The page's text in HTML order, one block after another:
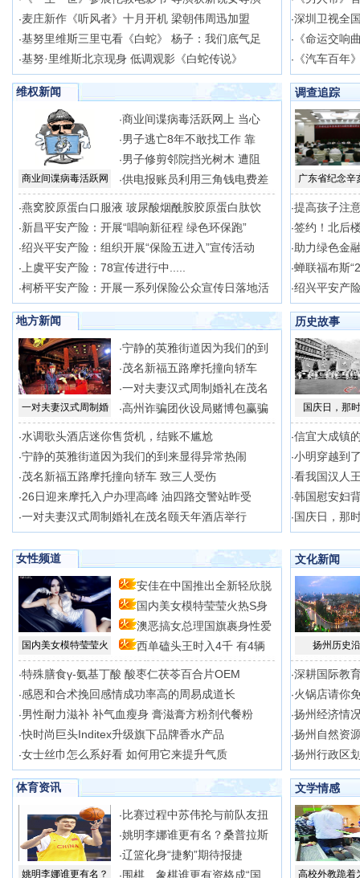
·麦庄新作《听风者》十月开机 梁朝伟周迅加盟
·基努里维斯三里屯看《白蛇》 杨子：我们底气足
·基努·里维斯北京现身 低调观影《白蛇传说》
·深圳卫视全
· 《命运交响
· 《汽车百年
维权新闻
商业间谍病毒活跃网
·商业间谍病毒活跃网上 当心
·男子逃亡8年不敢找工作 靠
·男子修剪邻院挡光树木 遭阻
·供电报账员利用三角钱电费差
·燕窝胶原蛋白口服液 玻尿酸烟酰胺胶原蛋白肽饮
·新昌平安产险：开展“唱响新征程 绿色环保跑”
·绍兴平安产险：组织开展“保险五进入”宣传活动
· 上虞平安产险：78宣传进行中.....
·柯桥平安产险：开展一系列保险公众宣传日落地活
调查追踪
广东省纪念辛
·提高孩子注
·签约！北后
·助力绿色金
·蝉联福布斯
·绍兴平安产
地方新闻
一对夫妻汉式周制婚
·宁静的英雅街道因为我们的到
·茂名新福五路摩托撞向轿车
·一对夫妻汉式周制婚礼在茂名
·高州诈骗团伙设局赌博包赢骗
·水调歌头酒店迷你售货机，结账不尴尬
·宁静的英雅街道因为我们的到来显得异常热闹
·茂名新福五路摩托撞向轿车 致三人受伤
·26日迎来摩托入户办理高峰 油四路交警站昨受
·一对夫妻汉式周制婚礼在茂名颐天年酒店举行
历史故事
国庆日，那
·信宜大成镇
·小明穿越到
·看我国汉人
·韩国慰安妇
· 国庆日，那
女性频道
国内美女模特莹莹火
安佳在中国推出全新轻欣脱
脂 国内美女模特莹莹火热S身
型 澳恶搞女总理国旗裹身性爱
场 西单磕头王时入4千 有4辆
·特殊膳食γ-氨基丁酸 酸枣仁茯苓百合片OEM
·感恩和合术挽回感情成功率高的周易成道长
·男性耐力滋补 补气血瘦身 膏滋膏方粉剂代餐粉
·快时尚巨头Inditex升级旗下品牌香水产品
·女士丝巾怎么系好看 如何用它来提升气质
文化新闻
扬州历史
·深耕国际教
·火锅店请你
·扬州经济情
·扬州自然资
·扬州行政区
体育资讯
姚明李娜谁更有名？
· 比赛过程中苏伟抡与前队友扭
·姚明李娜谁更有名？桑普拉斯
·辽篮化身“捷豹”期待报捷
· 围棋、象棋谁更有资格成“国
文学情感
高校外教跪着